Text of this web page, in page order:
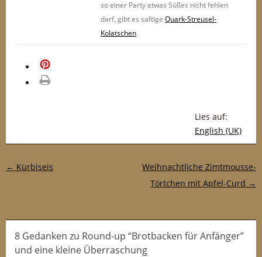
so einer Party etwas Süßes nicht fehlen
darf, gibt es saftige Quark-Streusel-
Kolatschen
Lies auf:
English (UK)
Post-Navigation
← Kürbiseis
Weihnachtliche Zimtmousse-
Törtchen mit Apfel-Curd →
8 Gedanken zu Round-up “Brotbacken für Anfänger”
und eine kleine Überraschung